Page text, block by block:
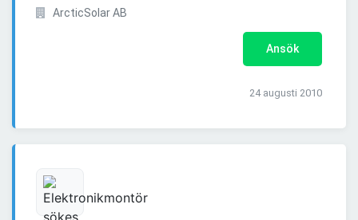
ArcticSolar AB
Ansök
24 augusti 2010